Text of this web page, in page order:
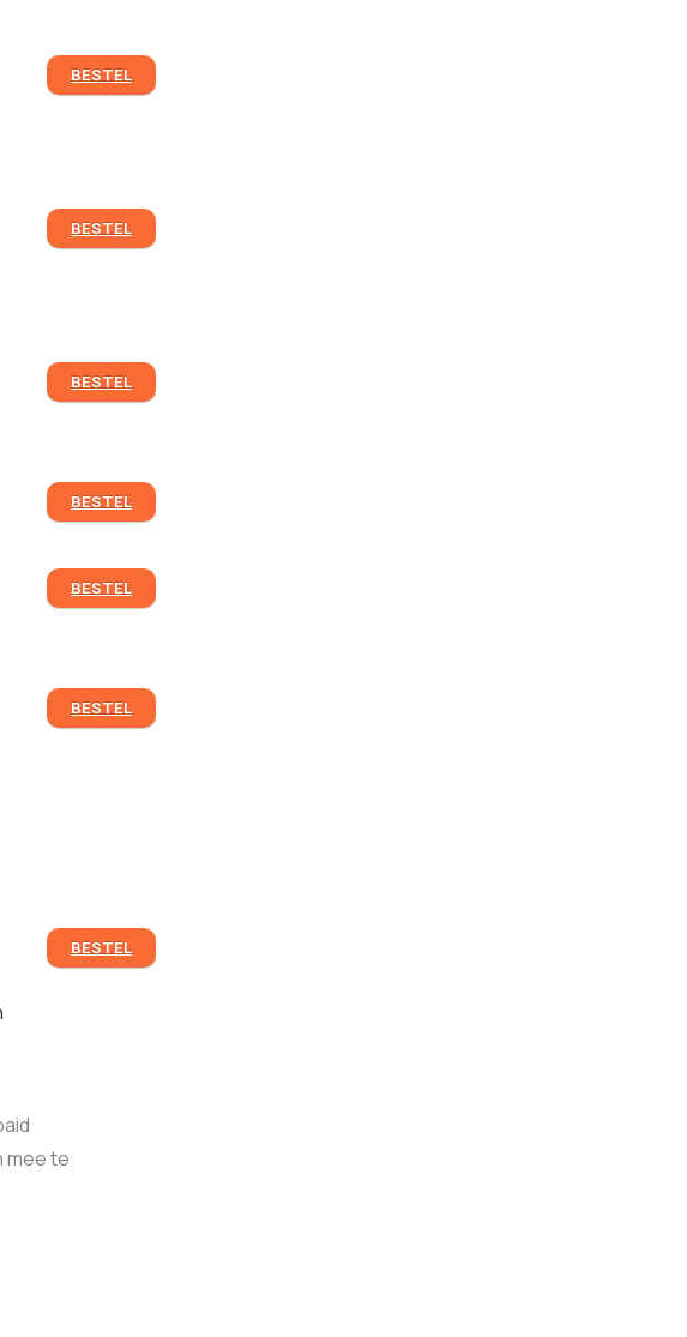
BESTEL
BESTEL
BESTEL
BESTEL
BESTEL
BESTEL
BESTEL
mee te